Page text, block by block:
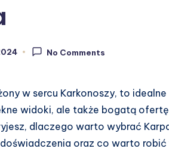
No Comments
w sercu Karkonoszy, to
widoki, ale także bogatą
dlaczego warto wybrać
oraz co warto